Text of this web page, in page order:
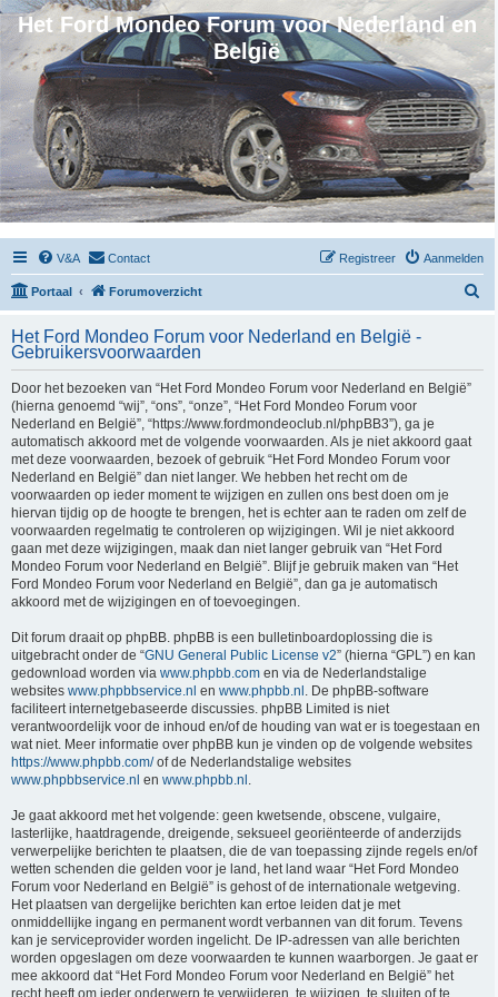
Het Ford Mondeo Forum voor Nederland en
België
V&A Contact Aanmelden
Registreer
Portaal Forumoverzicht
k
Het Ford Mondeo Forum voor Nederland en België -
Gebruikersvoorwaarden
Door het bezoeken van “Het Ford Mondeo Forum voor Nederland en België”
(hierna genoemd “wij”, “ons”, “onze”, “Het Ford Mondeo Forum voor
Nederland en België”, “https://www.fordmondeoclub.nl/phpBB3”), ga je
automatisch akkoord met de volgende voorwaarden. Als je niet akkoord gaat
met deze voorwaarden, bezoek of gebruik “Het Ford Mondeo Forum voor
Nederland en België” dan niet langer. We hebben het recht om de
voorwaarden op ieder moment te wijzigen en zullen ons best doen om je
hiervan tijdig op de hoogte te brengen, het is echter aan te raden om zelf de
voorwaarden regelmatig te controleren op wijzigingen. Wil je niet akkoord
gaan met deze wijzigingen, maak dan niet langer gebruik van “Het Ford
Mondeo Forum voor Nederland en België”. Blijf je gebruik maken van “Het
Ford Mondeo Forum voor Nederland en België”, dan ga je automatisch
akkoord met de wijzigingen en of toevoegingen.
Dit forum draait op phpBB. phpBB is een bulletinboardoplossing die is
uitgebracht onder de “GNU General Public License v2” (hierna “GPL”) en kan
gedownload worden via www.phpbb.com en via de Nederlandstalige
websites www.phpbbservice.nl en www.phpbb.nl . De phpBB-software
faciliteert internetgebaseerde discussies. phpBB Limited is niet
verantwoordelijk voor de inhoud en/of de houding van wat er is toegestaan en
wat niet. Meer informatie over phpBB kun je vinden op de volgende websites
https://www.phpbb.com/of de Nederlandstalige websites
www.phpbbservice.nl en www.phpbb.nl .
Je gaat akkoord met het volgende: geen kwetsende, obscene, vulgaire,
lasterlijke, haatdragende, dreigende, seksueel georiënteerde of anderzijds
verwerpelijke berichten te plaatsen, die de van toepassing zijnde regels en/of
wetten schenden die gelden voor je land, het land waar “Het Ford Mondeo
Forum voor Nederland en België” is gehost of de internationale wetgeving.
Het plaatsen van dergelijke berichten kan ertoe leiden dat je met
onmiddellijke ingang en permanent wordt verbannen van dit forum. Tevens
kan je serviceprovider worden ingelicht. De IP-adressen van alle berichten
worden opgeslagen om deze voorwaarden te kunnen waarborgen. Je gaat er
mee akkoord dat “Het Ford Mondeo Forum voor Nederland en België” het
recht heeft om ieder onderwerp te verwijderen, te wijzigen, te sluiten of te